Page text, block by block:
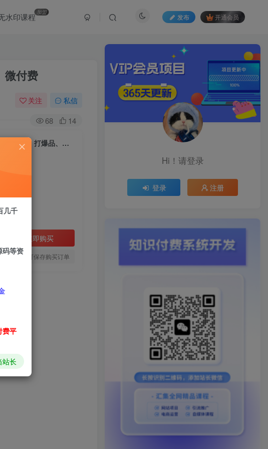
水印课程 加盟
发布 开通会员
微付费
关注 私信
68 14
拼多多2025微付赛引爆自然流量，拼多多电商运营教程，运营、推广、打爆品、微付费
立即购买
后购买，可保存购买订单
Hi！请登录
登录 注册
几千
码等资
费平
站长